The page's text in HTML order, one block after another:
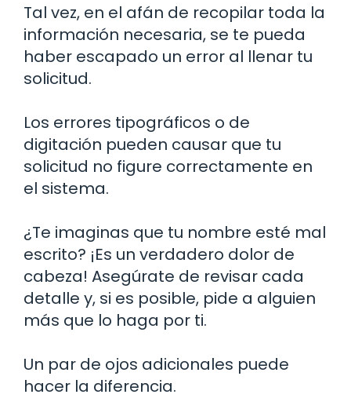
Tal vez, en el afán de recopilar toda la
información necesaria, se te pueda
haber escapado un error al llenar tu
solicitud.
Los errores tipográficos o de
digitación pueden causar que tu
solicitud no figure correctamente en
el sistema.
¿Te imaginas que tu nombre esté mal
escrito? ¡Es un verdadero dolor de
cabeza! Asegúrate de revisar cada
detalle y, si es posible, pide a alguien
más que lo haga por ti.
Un par de ojos adicionales puede
hacer la diferencia.